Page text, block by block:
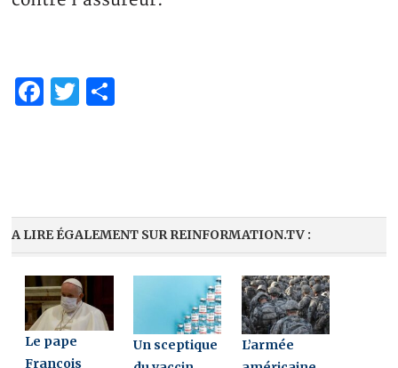
Facebook
Twitter
A LIRE ÉGALEMENT SUR REINFORMATION.TV :
Le pape
François
Un sceptique
L’armée